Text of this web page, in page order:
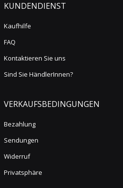
KUNDENDIENST
Kaufhilfe
FAQ
Kontaktieren Sie uns
Sind Sie HändlerInnen?
VERKAUFSBEDINGUNGEN
Bezahlung
Sendungen
Widerruf
Privatsphäre